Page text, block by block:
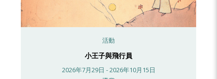
活動
小王子與飛行員
2026年7月29日 - 2026年10月15日